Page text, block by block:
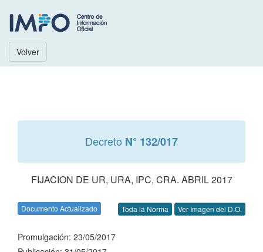
Volver
Decreto N° 132/017
FIJACION DE UR, URA, IPC, CRA. ABRIL 2017
Documento Actualizado Toda la Norma Ver Imagen del D.O.
Promulgación: 23/05/2017